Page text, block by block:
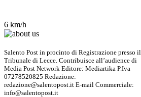
6 km/h
Salento Post in procinto di Registrazione presso il
Tribunale di Lecce. Contribuisce all’audience di
Media Post Network Editore: Mediartika P.Iva
07278520825 Redazione:
redazione@salentopost.it E-mail Commerciale:
info@salentopost.it